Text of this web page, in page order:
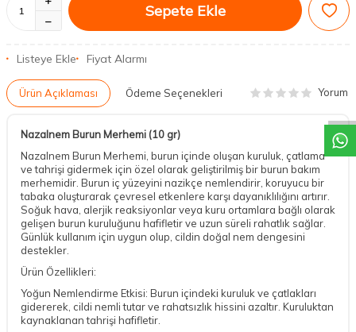
DESTEK
Sepete Ekle
Listeye Ekle Fiyat Alarmı
Ürün Açıklaması Ödeme Seçenekleri Yorum
Nazalnem Burun Merhemi (10 gr)
Nazalnem Burun Merhemi, burun içinde oluşan kuruluk, çatlama
ve tahrişi gidermek için özel olarak geliştirilmiş bir burun bakım
merhemidir. Burun iç yüzeyini nazikçe nemlendirir, koruyucu bir
tabaka oluşturarak çevresel etkenlere karşı dayanıklılığını artırır.
Soğuk hava, alerjik reaksiyonlar veya kuru ortamlara bağlı olarak
gelişen burun kuruluğunu hafifletir ve uzun süreli rahatlık sağlar.
Günlük kullanım için uygun olup, cildin doğal nem dengesini
destekler.
Ürün Özellikleri:
Yoğun Nemlendirme Etkisi: Burun içindeki kuruluk ve çatlakları
gidererek, cildi nemli tutar ve rahatsızlık hissini azaltır. Kuruluktan
kaynaklanan tahrişi hafifletir.